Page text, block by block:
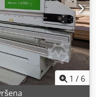
RF02 • Dva motora
12.000 o/min
zaobljavanje uglova •
sa 0,65 kW, 12.000
softforming profile na
RB02 • Ručno
• Nož za ravno
SZ02 • Dva motora,
ventilator
PRODUKTIVNOSTI =
sistem za
= AX-1: NC osa na
na valjcima za
jedinici za preciznu
za zaobljavanje
kantove KOMPLET SA
ZA SPREČAVANJE
- P2 PRO-LEPAK
1 / 6